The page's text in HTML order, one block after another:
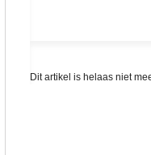
Dit artikel is helaas niet